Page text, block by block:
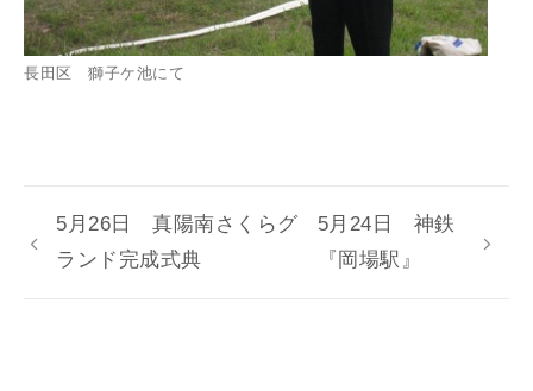
長田区 獅子ケ池にて
5月26日 真陽南さくらグ
ランド完成式典
5月24日 神鉄
『岡場駅』